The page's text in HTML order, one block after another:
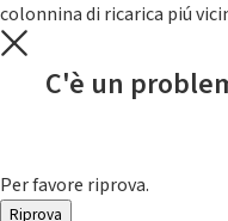
colonnina di ricarica piú
C'è un
Per favore riprova.
Riprova